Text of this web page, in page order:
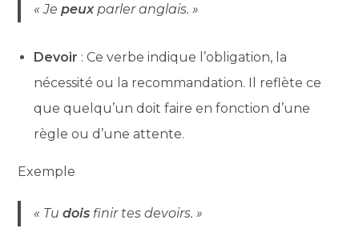
« Jepeuxparler anglais. »
Devoir : Ce verbe indique l’obligation, la
nécessité ou la recommandation. Il reflète ce
que quelqu’un doit faire en fonction d’une
règle ou d’une attente.
Exemple
« Tudois finir tes devoirs. »